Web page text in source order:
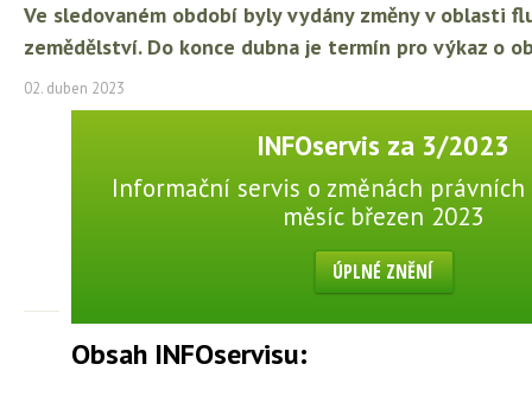
Ve sledovaném období byly vydány změny v oblasti
zemědělství. Do konce dubna je termín pro výkaz o
02. duben 2023
INFOservis za 3/2023
Informační servis o změnách právních
měsíc březen 2023
ÚPLNÉ ZNĚNÍ
Obsah INFOservisu: